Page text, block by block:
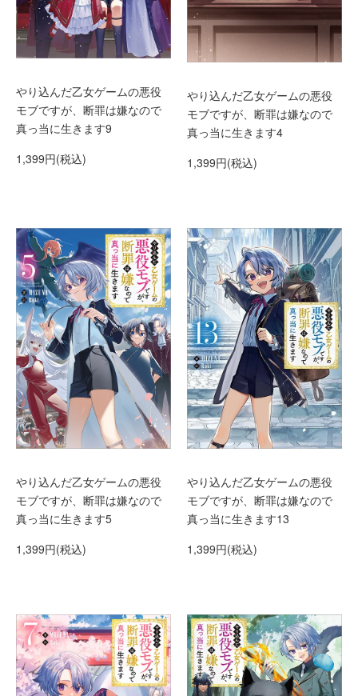
やり込んだ乙女ゲームの悪役
モブですが、断罪は嫌なので
真っ当に生きます9
1,399円(税込)
やり込んだ乙女ゲームの悪役
モブですが、断罪は嫌なので
真っ当に生きます4
1,399円(税込)
やり込んだ乙女ゲームの悪役
モブですが、断罪は嫌なので
真っ当に生きます5
1,399円(税込)
やり込んだ乙女ゲームの悪役
モブですが、断罪は嫌なので
真っ当に生きます13
1,399円(税込)